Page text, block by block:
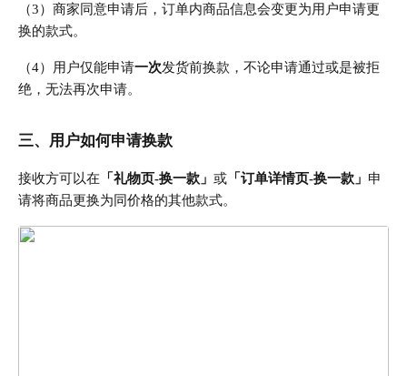
（3）商家同意申请后，订单内商品信息会变更为用户申请更
换的款式。
（4）用户仅能申请一次发货前换款，不论申请通过或是被拒
绝，无法再次申请。
三、 用户如何申请换款
接收方可以在 「礼物页-换一款」 或 「订单详情页-换一款」 申
请将商品更换为同价格的其他款式。